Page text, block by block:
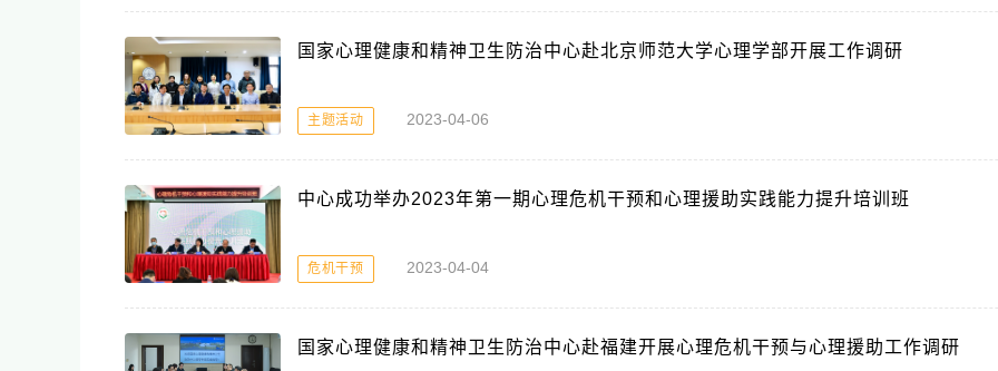
国家心理健康和精神卫生防治中心赴北京师范大学心理学部开展工作调研
主题活动 2023-04-06
中心成功举办2023年第一期心理危机干预和心理援助实践能力提升培训班
危机干预 2023-04-04
国家心理健康和精神卫生防治中心赴福建开展心理危机干预与心理援助工作调研